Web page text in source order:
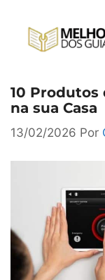
10 Produtos
na sua Casa
13/02/2026 Por